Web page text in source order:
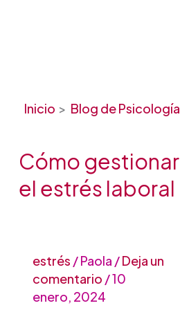
Inicio Blog de Psicología
Cómo gestionar
el estrés laboral
estrés /Paola /Deja un
comentario /10
enero, 2024
Cómo
el